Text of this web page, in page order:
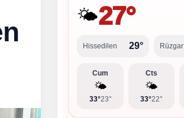
🌤️27°
Hissedilen 29° Rüzgar
Cum
🌤️
33°23°
Cts
🌤️
33°22°